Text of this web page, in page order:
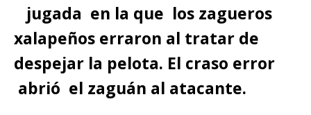
jugada en la que los zagueros
xalapeños erraron al tratar de
despejar la pelota. El craso error
abrió el zaguán al atacante.